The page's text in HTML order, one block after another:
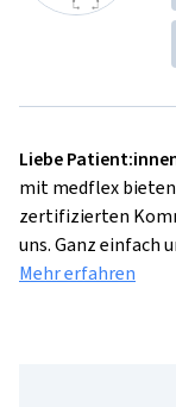
Liebe
mit medflex
zertifizierten
uns. Ganz einfach
Mehr erfahren